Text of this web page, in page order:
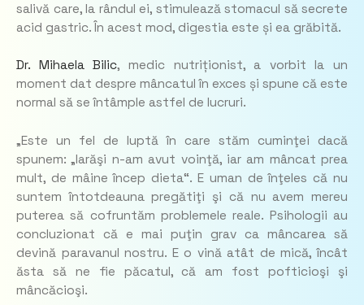
salivă care, la rândul ei, stimulează stomacul să secrete
acid gastric. În acest mod, digestia este și ea grăbită.
Dr. Mihaela Bilic, medic nutriționist, a vorbit la un
moment dat despre mâncatul în exces și spune că este
normal să se întâmple astfel de lucruri.
„Este un fel de luptă în care stăm cuminţei dacă
spunem: „Iarăşi n-am avut voinţă, iar am mâncat prea
mult, de mâine încep dieta“. E uman de înţeles că nu
suntem întotdeauna pregătiţi şi că nu avem mereu
puterea să cofruntăm problemele reale. Psihologii au
concluzionat că e mai puţin grav ca mâncarea să
devină paravanul nostru. E o vină atât de mică, încât
ăsta să ne fie păcatul, că am fost pofticioşi şi
mâncăcioşi.